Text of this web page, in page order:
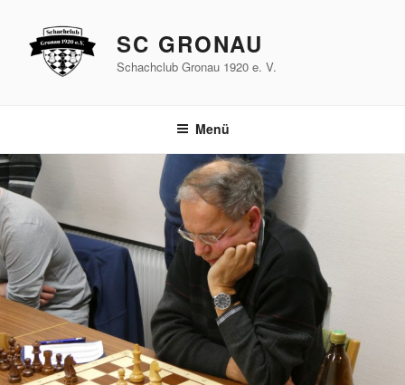
springen
SC GRONAU
Schachclub Gronau 1920 e. V.
Menü